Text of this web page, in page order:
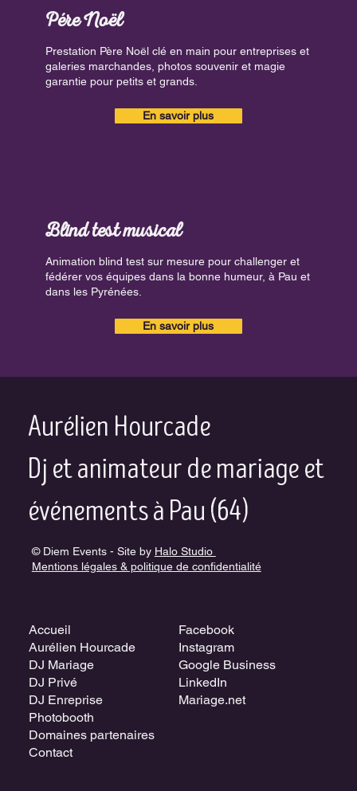
Prestation Père Noël clé en main pour entreprises et
galeries marchandes, photos souvenir et magie
garantie pour petits et grands.
Pére Noël
En savoir plus
Animation blind test sur mesure pour challenger et
fédérer vos équipes dans la bonne humeur, à Pau et
dans les Pyrénées.
Blind test musical
En savoir plus
© Diem Events - Site by Halo Studio
Mentions légales & politique de confidentialité
Aurélien Hourcade
Dj et animateur de mariage et
événements à Pau (64)
Accueil
Aurélien Hourcade
DJ Mariage
DJ Privé
DJ Enreprise
Photobooth
Domaines partenaires
Contact
Facebook
Instagram
Google Business
LinkedIn
Mariage.net